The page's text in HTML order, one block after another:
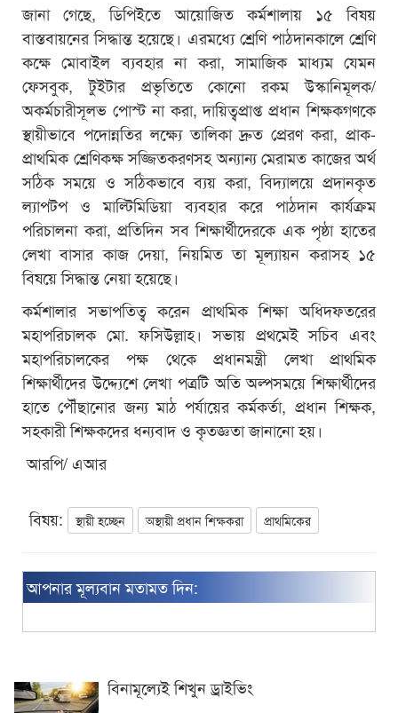
জানা গেছে, ডিপিইতে আয়োজিত কর্মশালায় ১৫ বিষয়
বাস্তবায়নের সিদ্ধান্ত হয়েছে। এরমধ্যে শ্রেণি পাঠদানকালে শ্রেণি
কক্ষে মোবাইল ব্যবহার না করা, সামাজিক মাধ্যম যেমন
ফেসবুক, টুইটার প্রভৃতিতে কোনো রকম উস্কানিমূলক/
অকর্মচারীসূলভ পোস্ট না করা, দায়িত্বপ্রাপ্ত প্রধান শিক্ষকগণকে
স্থায়ীভাবে পদোন্নতির লক্ষ্যে তালিকা দ্রুত প্রেরণ করা, প্রাক-
প্রাথমিক শ্রেণিকক্ষ সজ্জিতকরণসহ অন্যান্য মেরামত কাজের অর্থ
সঠিক সময়ে ও সঠিকভাবে ব্যয় করা, বিদ্যালয়ে প্রদানকৃত
ল্যাপটপ ও মাল্টিমিডিয়া ব্যবহার করে পাঠদান কার্যক্রম
পরিচালনা করা, প্রতিদিন সব শিক্ষার্থীদেরকে এক পৃষ্ঠা হাতের
লেখা বাসার কাজ দেয়া, নিয়মিত তা মূল্যায়ন করাসহ ১৫
বিষয়ে সিদ্ধান্ত নেয়া হয়েছে।
কর্মশালার সভাপতিত্ব করেন প্রাথমিক শিক্ষা অধিদফতরের
মহাপরিচালক মো. ফসিউল্লাহ। সভায় প্রথমেই সচিব এবং
মহাপরিচালকের পক্ষ থেকে প্রধানমন্ত্রী লেখা প্রাথমিক
শিক্ষার্থীদের উদ্দ্যেশে লেখা পত্রটি অতি অল্পসময়ে শিক্ষার্থীদের
হাতে পৌঁছানোর জন্য মাঠ পর্যায়ের কর্মকর্তা, প্রধান শিক্ষক,
সহকারী শিক্ষকদের ধন্যবাদ ও কৃতজ্ঞতা জানানো হয়।
আরপি/ এআর
বিষয়: স্থায়ী হচ্ছেন অস্থায়ী প্রধান শিক্ষকরা প্রাথমিকের
আপনার মূল্যবান মতামত দিন:
বিনামূল্যেই শিখুন ড্রাইভিং